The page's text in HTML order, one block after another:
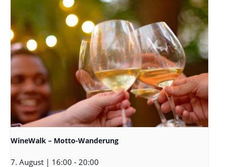
WineWalk – Motto-Wanderung
7. August | 16:00 - 20:00